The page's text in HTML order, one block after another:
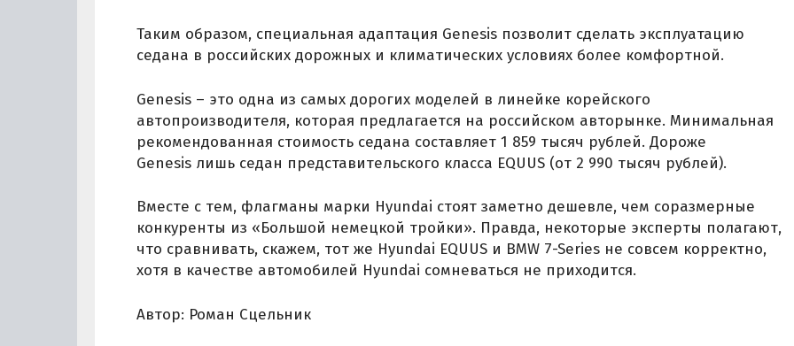
Таким образом, специальная адаптация Genesis позволит сделать эксплуатацию
седана в российских дорожных и климатических условиях более комфортной.
Genesis – это одна из самых дорогих моделей в линейке корейского
автопроизводителя, которая предлагается на российском авторынке. Минимальная
рекомендованная стоимость седана составляет 1 859 тысяч рублей. Дороже
Genesis лишь седан представительского класса EQUUS (от 2 990 тысяч рублей).
Вместе с тем, флагманы марки Hyundai стоят заметно дешевле, чем соразмерные
конкуренты из «Большой немецкой тройки». Правда, некоторые эксперты полагают,
что сравнивать, скажем, тот же Hyundai EQUUS и BMW 7-Series не совсем корректно,
хотя в качестве автомобилей Hyundai сомневаться не приходится.
Автор: Роман Сцельник